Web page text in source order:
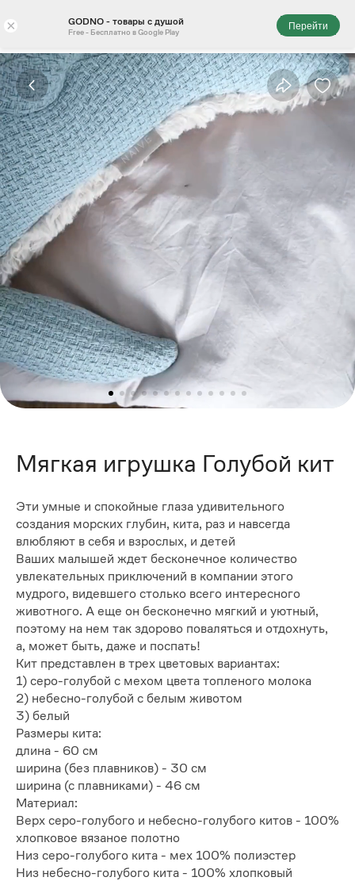
× GODNO - товары с душой
Free - Бесплатно в Google Play
Перейти
Мягкая игрушка Голубой кит
Эти умные и спокойные глаза удивительного
создания морских глубин, кита, раз и навсегда
влюбляют в себя и взрослых, и детей
Ваших малышей ждет бесконечное количество
увлекательных приключений в компании этого
мудрого, видевшего столько всего интересного
животного. А еще он бесконечно мягкий и уютный,
поэтому на нем так здорово поваляться и отдохнуть,
а, может быть, даже и поспать!
Кит представлен в трех цветовых вариантах:
1) серо-голубой с мехом цвета топленого молока
2) небесно-голубой с белым животом
3) белый
Размеры кита:
длина - 60 см
ширина (без плавников) - 30 см
ширина (с плавниками) - 46 см
Материал:
Верх серо-голубого и небесно-голубого китов - 100%
хлопковое вязаное полотно
Низ серо-голубого кита - мех 100% полиэстер
Низ небесно-голубого кита - 100% хлопковый